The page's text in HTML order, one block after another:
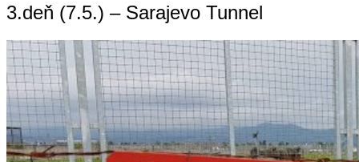
3.deň (7.5.) – Sarajevo Tunnel